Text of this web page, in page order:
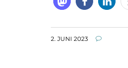
2. JUNI 2023